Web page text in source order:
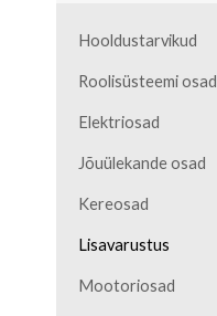
Hooldustarvikud
Roolisüsteemi osad
Elektriosad
Jõuülekande osad
Kereosad
Lisavarustus
Mootoriosad